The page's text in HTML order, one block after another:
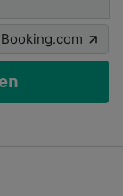
Booking.com